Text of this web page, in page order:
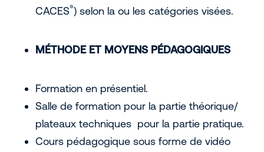
CACES®) selon la ou les catégories visées.
MÉTHODE ET MOYENS PÉDAGOGIQUES
Formation en présentiel.
Salle de formation pour la partie théorique/
plateaux techniques pour la partie pratique.
Cours pédagogique sous forme de vidéo